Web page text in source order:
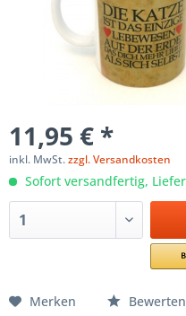
11,95 € *
inkl. MwSt.zzgl. Versandkosten
Sofort versandfertig,
Merken Bewerten